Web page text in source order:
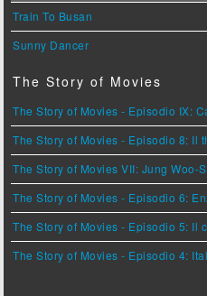
Train To Busan
Sunny Dancer
The Story of Movies
The Story of Movies - Episodio IX:
The Story of Movies - Episodio 8: Il
The Story of Movies VII: Jung
The Story of Movies - Episodio 6:
The Story of Movies - Episodio 5: Il
The Story of Movies - Episodio 4: